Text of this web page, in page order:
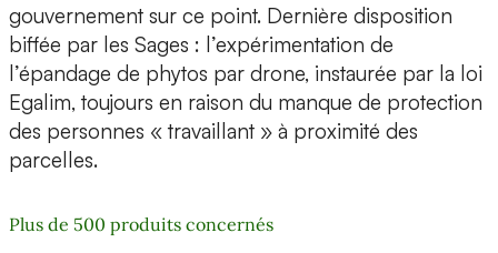
gouvernement sur ce point. Dernière disposition
biffée par les Sages : l’expérimentation de
l’épandage de phytos par drone, instaurée par la loi
Egalim, toujours en raison du manque de protection
des personnes « travaillant » à proximité des
parcelles.
Plus de 500 produits concernés